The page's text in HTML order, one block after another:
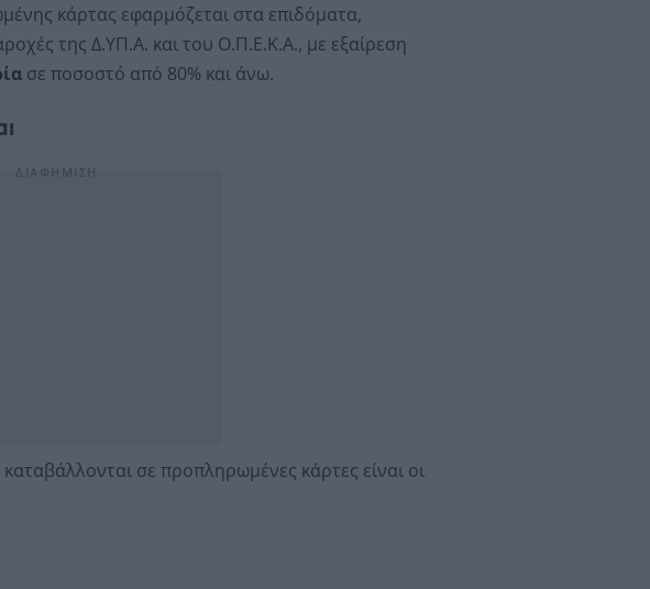
κάρτας εφαρμόζεται στα επιδόματα,
της Δ.ΥΠ.Α. και του Ο.Π.Ε.Κ.Α., με εξαίρεση
σε ποσοστό από 80% και άνω.
σε προπληρωμένες κάρτες είναι οι